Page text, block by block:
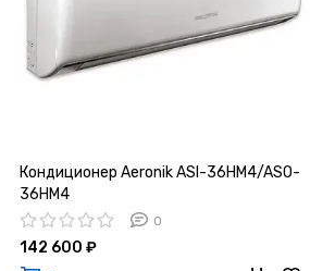
Кондиционер Aeronik ASI-36HM4/ASO-
36HM4
0
142 600 ₽